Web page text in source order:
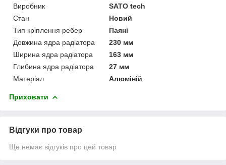
Виробник
SATO tech
Стан
Новий
Тип кріплення ребер
Паяні
Довжина ядра радіатора
230 мм
Ширина ядра радіатора
163 мм
Глибина ядра радіатора
27 мм
Матеріал
Алюміній
Приховати
Відгуки про товар
Ще немає відгуків про цей товар